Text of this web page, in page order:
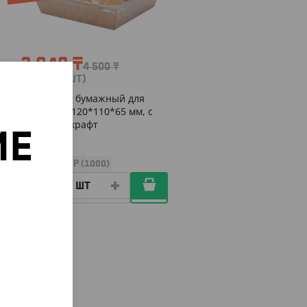
3 940₸4 500₸
/ШТ)
Контейнер бумажный для
сендвича, 120*110*65 мм, с
крышкой, крафт
КОР (1000)